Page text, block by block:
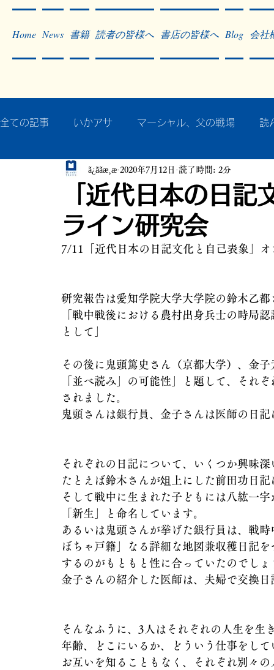
Home News 書籍 読者の皆様へ 書店の皆様へ Blog 会社
全ての記事 いかアサ マーシャル、父の戦場 読
秘蔵写真200枚でたどるアジア・太平洋戦争
作った本・作っている本 記事掲載・広告
「近代日本の日記
ライン研究会
ã¿ããæ¸æ 2020年7月12日 読了時間: 2分
7/11「近代日本の日記文化と自己表象」
研究報告は愛知学院大学大学院の鈴木乙都
「戦中戦後における農村出身兵士の時局
として」
その後に鬼頭篤史さん（京都大学）、金
「並べ読み」の可能性」と題して、それ
されました。
鬼頭さんは銀行員、金子さんは医師の日記
それぞれの日記について、いくつか興味
たとえば鈴木さんが俎上にした前田功日
そして戦中に生まれた子どもには八紘一
「新生」と命名しています。
あるいは鬼頭さんが挙げた銀行員は、戦
ぼちゃ戸籍」なる詳細な地図兼収穫日記
するのがもともと性に合っていたのでし
金子さんの紹介した医師は、夫婦で交換
そんなふうに、3人はそれぞれの人生を生
年齢、どこにいるか、どういう仕事をし
お互いを知ることもなく、それぞれ別々